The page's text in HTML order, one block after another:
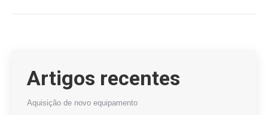
Artigos recentes
Aquisição de novo equipamento